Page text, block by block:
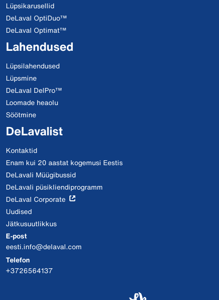
Lüpsikarusellid
DeLaval OptiDuo™
DeLaval Optimat™
Lahendused
Lüpsilahendused
Lüpsmine
DeLaval DelPro™
Loomade heaolu
Söötmine
DeLavalist
Kontaktid
Enam kui 20 aastat kogemusi Eestis
DeLavali Müügibussid
DeLavali püsikliendiprogramm
DeLaval Corporate
Uudised
Jätkusuutlikkus
E-post
eesti.info@delaval.com
Telefon
+3726564137